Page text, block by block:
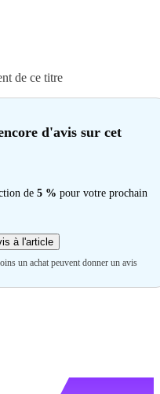
de ce titre
d'avis sur cet
de 5 % pour votre prochain
à l'article
un achat peuvent donner un avis